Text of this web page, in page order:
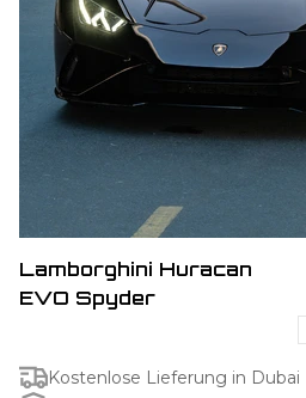
Lamborghini Huracan
EVO Spyder
Kostenlose Lieferung in Dubai